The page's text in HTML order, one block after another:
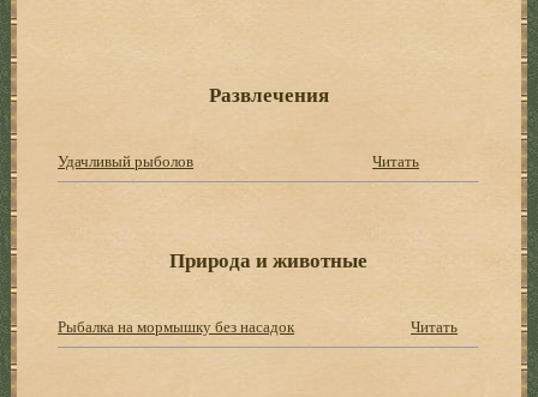
Развлечения
Удачливый рыболов Читать
Природа и животные
Рыбалка на мормышку без насадок Читать